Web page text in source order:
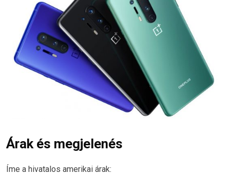
Árak és megjelenés
Íme a hivatalos amerikai árak: